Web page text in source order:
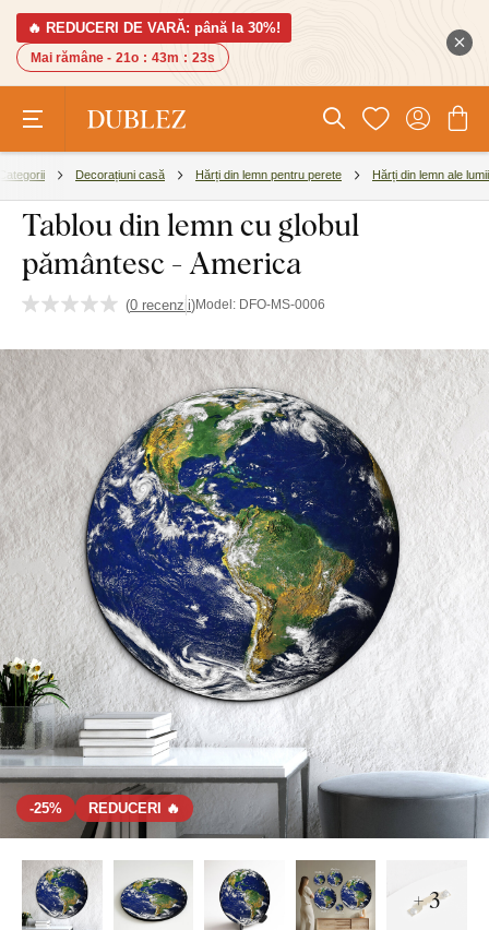
🔥 REDUCERI DE VARĂ: până la 30%!
Mai rămâne - 21o : 43m : 22s
Decorațiuni casă Hărți din lemn pentru perete Hărți din lemn ale lumii
Tablou din lemn cu globul
pământesc - America
(0 recenzii)Model: DFO-MS-0006
-25% REDUCERI 🔥
+ 3